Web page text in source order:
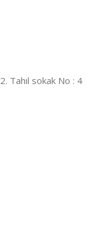
Tahıl sokak No : 4